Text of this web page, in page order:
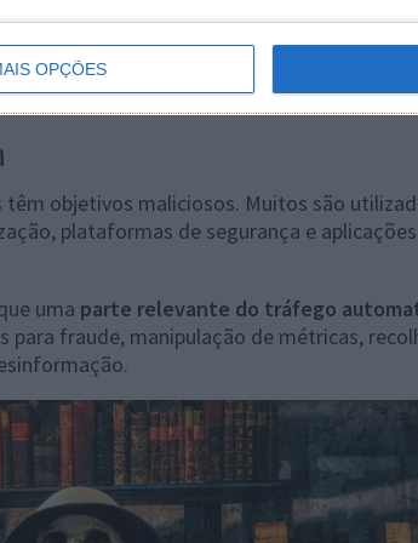
OPÇÕES
continue sem provas credíveis, vários
observados são reais,
, a proliferação de bots e a dificuldade
artificiais.
objetivos maliciosos. Muitos são
plataformas de segurança e aplicações
uma parte relevante do tráfego
para fraude, manipulação de métricas,